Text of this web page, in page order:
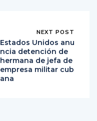
NEXT POST
Estados Unidos anu
ncia detención de
hermana de jefa de
empresa militar cub
ana